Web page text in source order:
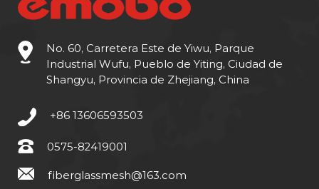
No. 60, Carretera Este de Yiwu, Parque
Industrial Wufu, Pueblo de Yiting, Ciudad de
Shangyu, Provincia de Zhejiang, China
+86 13606593503
0575-82419001
fiberglassmesh@163.com